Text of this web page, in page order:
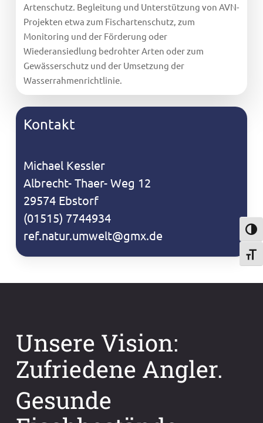
Artenschutz. Begleitung und Unterstützung von AVN-
Projekten etwa zum Fischartenschutz, zum
Monitoring und der Förderung oder
Wiederansiedlung bedrohter Arten oder zum
Gewässerschutz und der Umsetzung der
Wasserrahmenrichtlinie.
Kontakt
Michael Kessler
Albrecht- Thaer- Weg 12
29574 Ebstorf
(01515) 7744934
ref.natur.umwelt@gmx.de
Unsere Vision:
Zufriedene Angler.
Gesunde